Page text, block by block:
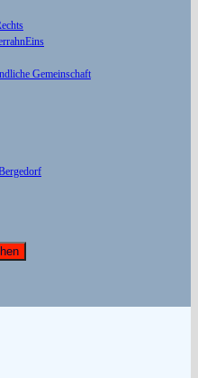
Gemeinschaft